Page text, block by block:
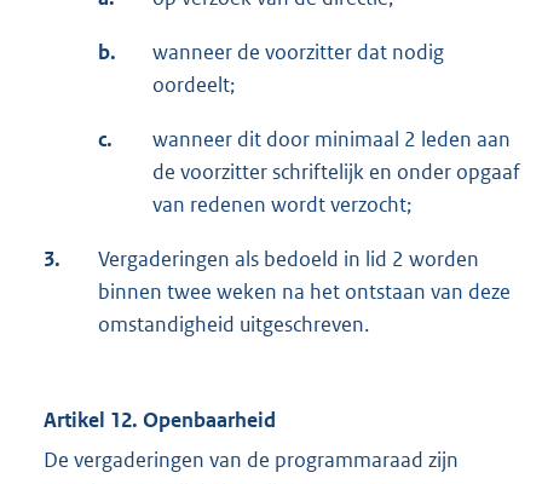
b.
wanneer de voorzitter dat nodig
oordeelt;
c.
wanneer dit door minimaal 2 leden aan
de voorzitter schriftelijk en onder opgaaf
van redenen wordt verzocht;
3.
Vergaderingen als bedoeld in lid 2 worden
binnen twee weken na het ontstaan van deze
omstandigheid uitgeschreven.
Artikel 12. Openbaarheid
De vergaderingen van de programmaraad zijn